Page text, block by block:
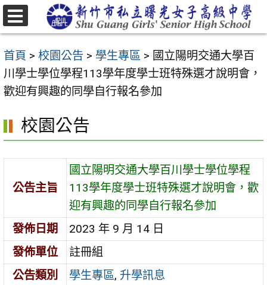
跳
至
要
內
容
首頁 > 校園公告 > 學生專區 > 國立陽明交通大學百
川學士學位學程113學年度學士班特殊選才說明會，
歡迎有興趣的同學自行報名參加
校園公告
公告主旨
國立陽明交通大學百川學士學位學程
113學年度學士班特殊選才說明會，歡
迎有興趣的同學自行報名參加
發佈日期
2023 年 9 月 14 日
發佈單位
註冊組
公告類別
學生專區, 升學訊息
選
單